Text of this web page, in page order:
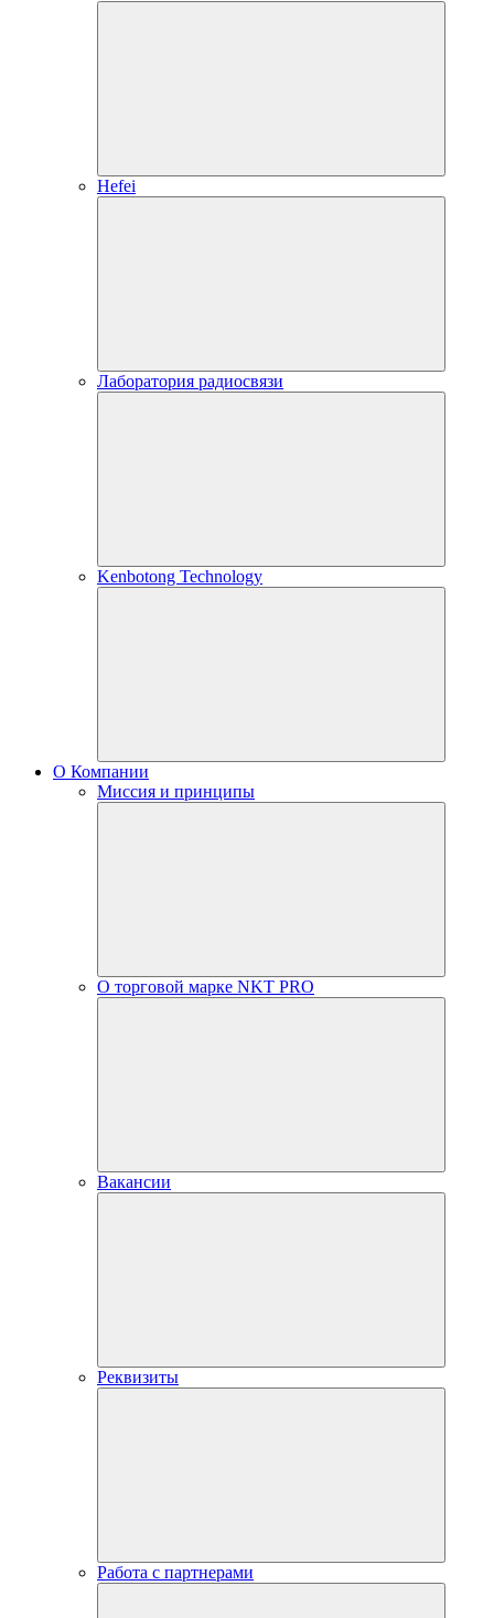
Hefei
Лаборатория радиосвязи
Kenbotong Technology
О Компании
Миссия и принципы
О торговой марке NKT PRO
Вакансии
Реквизиты
Работа с партнерами